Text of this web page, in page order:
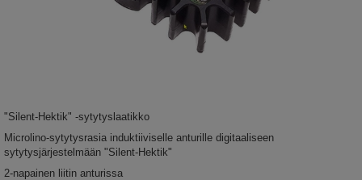
"Silent-Hektik" -sytytyslaatikko
Microlino-sytytysrasia induktiiviselle anturille digitaaliseen
sytytysjärjestelmään "Silent-Hektik"
2-napainen liitin anturissa